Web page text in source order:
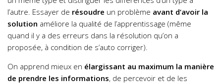
l’autre. Essayer de résoudre un problème avant d’avoir la
solution améliore la qualité de l’apprentissage (même
quand il y a des erreurs dans la résolution qu’on a
proposée, à condition de s’auto corriger).
On apprend mieux en élargissant au maximum la manière
de prendre les informations, de percevoir et de les